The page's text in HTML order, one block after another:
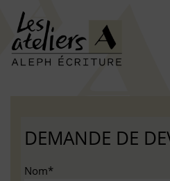
DEMANDE DE
Nom*